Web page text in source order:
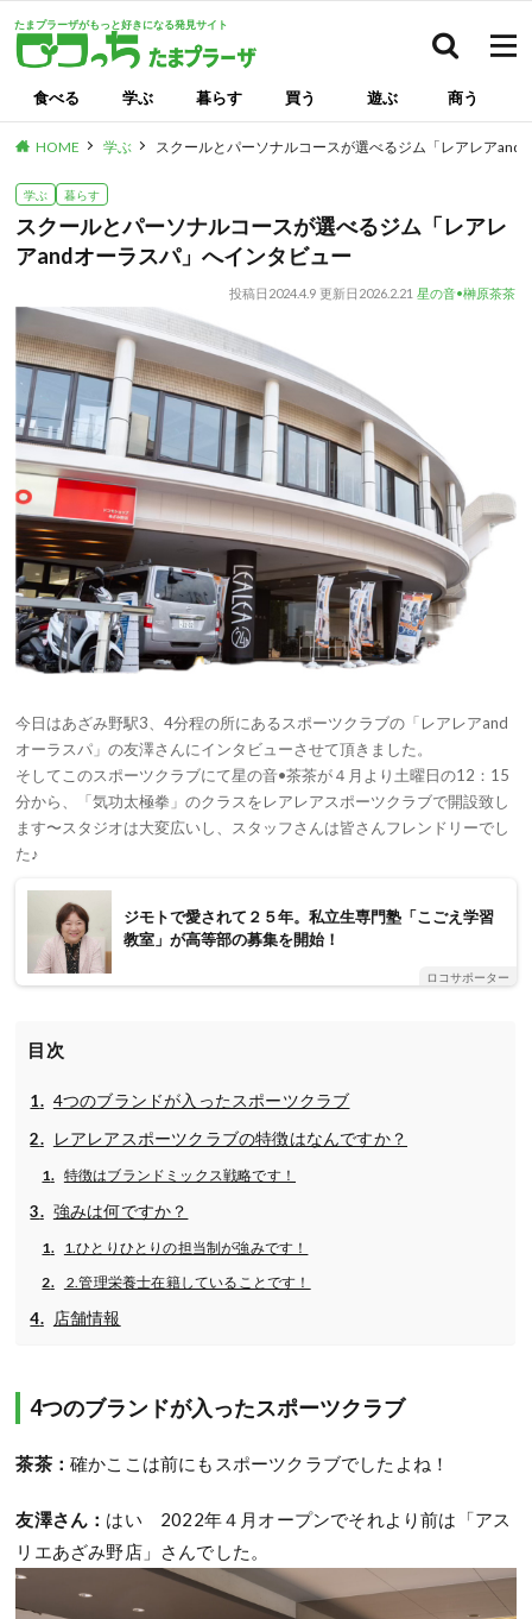
たまプラーザがもっと好きになる発見サイト
食べる 学ぶ 暮らす 買う 遊ぶ 商う
HOME 学ぶ スクールとパーソナルコースが選べるジム「レアレアand
学ぶ 暮らす
スクールとパーソナルコースが選べるジム「レアレ
アandオーラスパ」へインタビュー
投稿日 2024.4.9 更新日 2026.2.21 星の音•榊原茶茶
今日はあざみ野駅3、4分程の所にあるスポーツクラブの「レアレアand
オーラスパ」の友澤さんにインタビューさせて頂きました。
そしてこのスポーツクラブにて星の音•茶茶が４月より土曜日の12：15
分から、「気功太極拳」のクラスをレアレアスポーツクラブで開設致し
ます〜スタジオは大変広いし、スタッフさんは皆さんフレンドリーでし
た♪
ジモトで愛されて２５年。私立生専門塾「こごえ学習
教室」が高等部の募集を開始！
ロコサポーター
目次
4つのブランドが入ったスポーツクラブ
レアレアスポーツクラブの特徴はなんですか？
特徴はブランドミックス戦略です！
強みは何ですか？
1.ひとりひとりの担当制が強みです！
2.管理栄養士在籍していることです！
店舗情報
4つのブランドが入ったスポーツクラブ
茶茶：確かここは前にもスポーツクラブでしたよね！
友澤さん： はい 2022年４月オープンでそれより前は「アス
リエあざみ野店」さんでした。